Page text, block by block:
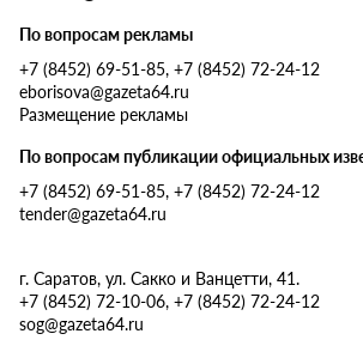
По вопросам рекламы
+7 (8452) 69-51-85, +7 (8452) 72-24-12
eborisova@gazeta64.ru
Размещение рекламы
По вопросам публикации официальных
+7 (8452) 69-51-85, +7 (8452) 72-24-12
tender@gazeta64.ru
г. Саратов, ул. Сакко и Ванцетти, 41.
+7 (8452) 72-10-06, +7 (8452) 72-24-12
sog@gazeta64.ru